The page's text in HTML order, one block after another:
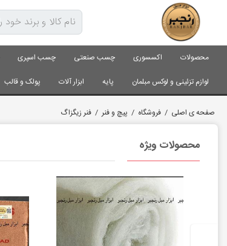
محصولات اکسسوری چسب صنعتی چسب اسپری
لوازم تزئینی و لوکس مبلمان
پایه ابزار آلات پولک و قالب
صفحه ی اصلی / فروشگاه / پیچ و فنر/ فنر زیگزاگ
محصولات ویژه